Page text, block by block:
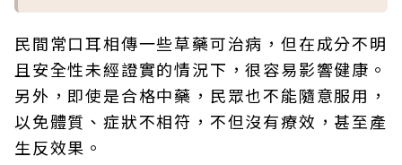
民間常口耳相傳一些草藥可治病，但在成分不明
且安全性未經證實的情況下，很容易影響健康。
另外，即使是合格中藥，民眾也不能隨意服用，
以免體質、症狀不相符，不但沒有療效，甚至產
生反效果。